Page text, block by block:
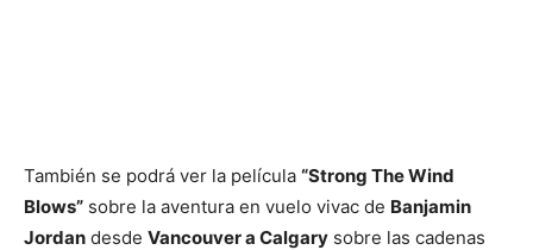
También se podrá ver la película “Strong The Wind
Blows” sobre la aventura en vuelo vivac de Banjamin
Jordan desde Vancouver a Calgary sobre las cadenas